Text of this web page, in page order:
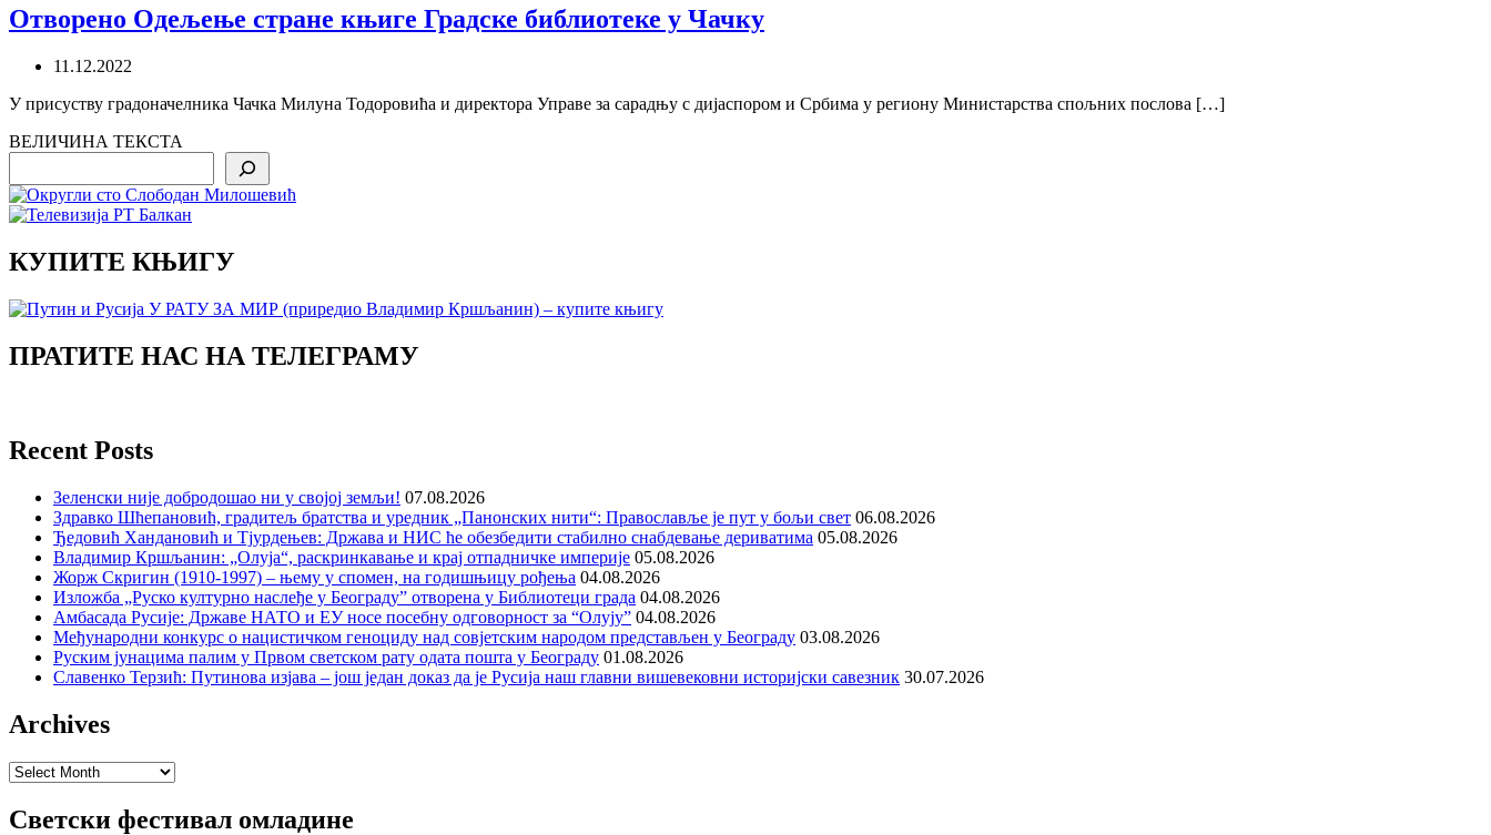
Отворено Одељење стране књиге Градске библиотеке у Чачку
11.12.2022
У присуству градоначелника Чачка Милуна Тодоровића и директора Управе за сарадњу с дијаспором и Србима у региону Министарства спољних послова […]
ВЕЛИЧИНА ТЕКСТА
КУПИТЕ КЊИГУ
ПРАТИТЕ НАС НА ТЕЛЕГРАМУ
Recent Posts
Зеленски није добродошао ни у својој земљи! 07.08.2026
Здравко Шћепановић, градитељ братства и уредник „Панонских нити“: Православље је пут у бољи свет 06.08.2026
Ђедовић Хандановић и Тјурдењев: Држава и НИС ће обезбедити стабилно снабдевање дериватима 05.08.2026
Владимир Кршљанин: „Олуја“, раскринкавање и крај отпадничке империје 05.08.2026
Жорж Скригин (1910-1997) – њему у спомен, на годишњицу рођења 04.08.2026
Изложба „Руско културно наслеђе у Београду” отворена у Библиотеци града 04.08.2026
Амбасада Русије: Државе НАТО и ЕУ носе посебну одговорност за “Олују” 04.08.2026
Међународни конкурс о нацистичком геноциду над совјетским народом представљен у Београду 03.08.2026
Руским јунацима палим у Првом светском рату одата пошта у Београду 01.08.2026
Славенко Терзић: Путинова изјава – још један доказ да је Русија наш главни вишевековни историјски савезник 30.07.2026
Archives
Archives
Светски фестивал омладине